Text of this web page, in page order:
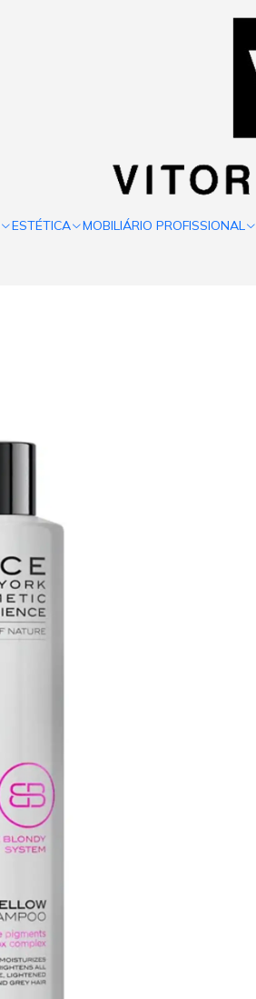
ESTÉTICA MOBILIÁRIO PROFISSIONAL